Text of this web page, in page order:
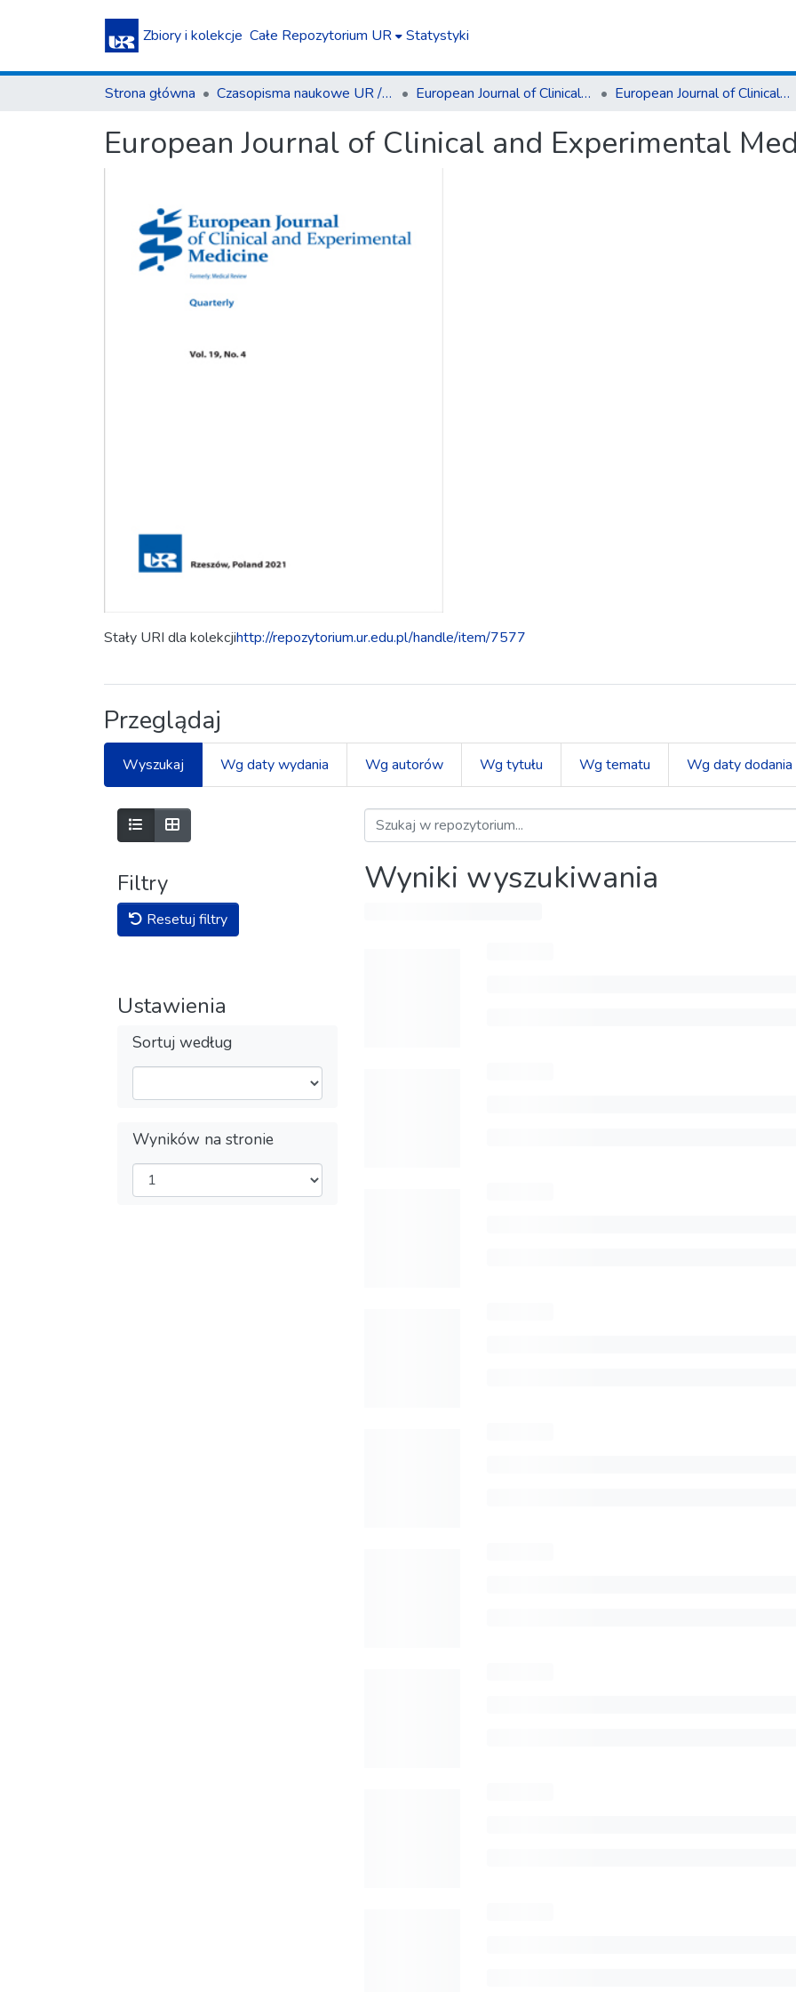
Zbiory i kolekcje Całe Repozytorium UR Statystyki
Strona główna Czasopisma naukowe UR / Scientific Journals European Journal of Clinical and Experimental Medicine European Journal of Clinical and Experimental Medicine T.19, z. 4 (2021)
European Journal of Clinical and Experimental
Stały URI dla kolekcjihttp://repozytorium.ur.edu.pl/handle/item/7577
Przeglądaj
Wyszukaj Wg daty wydania Wg autorów Wg tytułu Wg tematu Wg daty dodania
Filtry
Resetuj filtry
Ustawienia
Sortuj według
Wyników na stronie
Wyniki wyszukiwania